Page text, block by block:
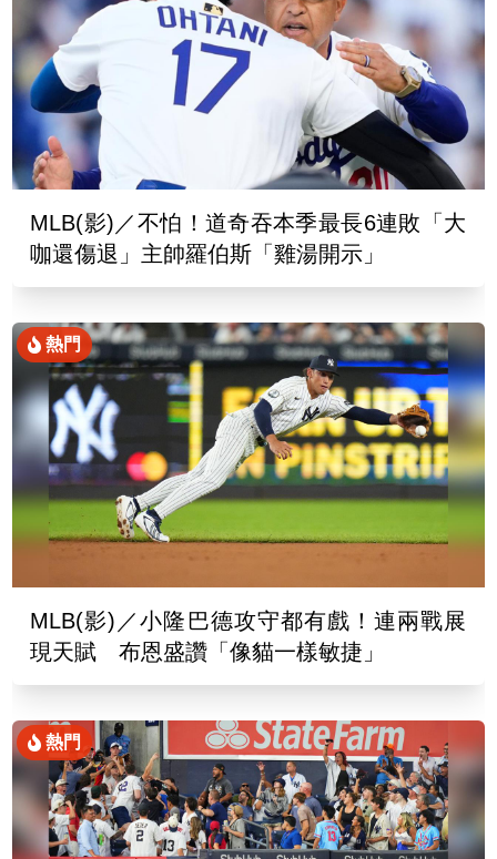
MLB(影)／不怕！道奇吞本季最長6連敗「大
咖還傷退」主帥羅伯斯「雞湯開示」
熱門
MLB(影)／小隆巴德攻守都有戲！連兩戰展
現天賦 布恩盛讚「像貓一樣敏捷」
熱門